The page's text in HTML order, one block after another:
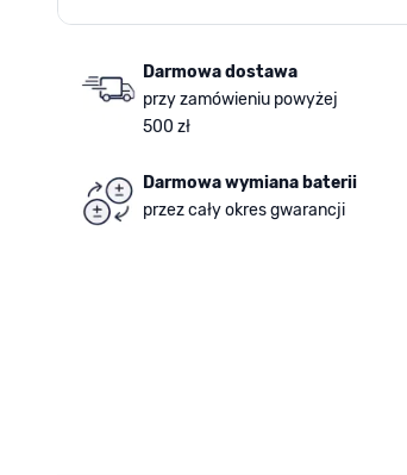
Darmowa dostawa
przy zamówieniu powyżej
500 zł
Darmowa wymiana baterii
przez cały okres gwarancji